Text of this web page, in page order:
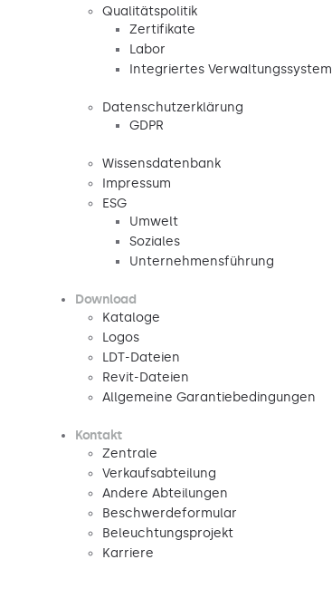
Qualitätspolitik
Zertifikate
Labor
Integriertes Verwaltungssystem
Datenschutzerklärung
GDPR
Wissensdatenbank
Impressum
ESG
Umwelt
Soziales
Unternehmensführung
Download
Kataloge
Logos
LDT-Dateien
Revit-Dateien
Allgemeine Garantiebedingungen
Kontakt
Zentrale
Verkaufsabteilung
Andere Abteilungen
Beschwerdeformular
Beleuchtungsprojekt
Karriere